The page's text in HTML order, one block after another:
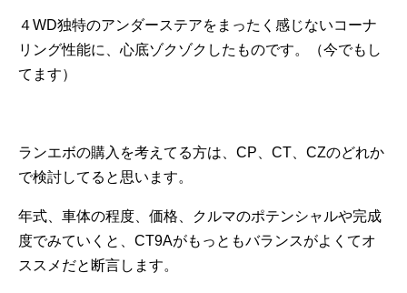
４WD独特のアンダーステアをまったく感じないコーナ
リング性能に、心底ゾクゾクしたものです。（今でもし
てます）
ランエボの購入を考えてる方は、CP、CT、CZのどれか
で検討してると思います。
年式、車体の程度、価格、クルマのポテンシャルや完成
度でみていくと、CT9Aがもっともバランスがよくてオ
ススメだと断言します。